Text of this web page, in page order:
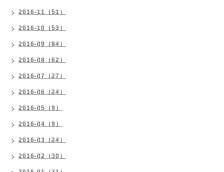
2016-11（51）
2016-10（53）
2016-09（84）
2016-08（62）
2016-07（27）
2016-06（24）
2016-05（9）
2016-04（9）
2016-03（24）
2016-02（30）